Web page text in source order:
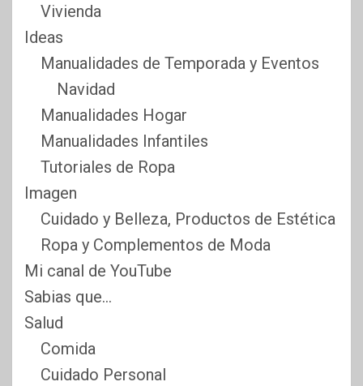
Vivienda
Ideas
Manualidades de Temporada y Eventos
Navidad
Manualidades Hogar
Manualidades Infantiles
Tutoriales de Ropa
Imagen
Cuidado y Belleza, Productos de Estética
Ropa y Complementos de Moda
Mi canal de YouTube
Sabias que…
Salud
Comida
Cuidado Personal